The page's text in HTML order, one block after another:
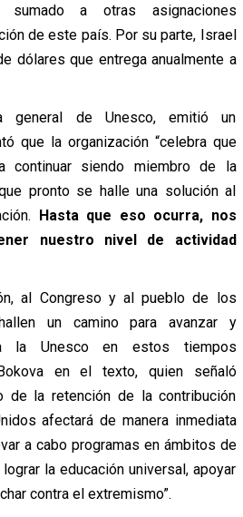
a otras asignaciones
de este país. Por su parte, Israel
dólares que entrega anualmente a
general de Unesco, emitió un
que la organización “celebra que
continuar siendo miembro de la
pronto se halle una solución al
Hasta que eso ocurra, nos
nuestro nivel de actividad
al Congreso y al pueblo de los
un camino para avanzar y
la Unesco en estos tiempos
en el texto, quien señaló
de la retención de la contribución
afectará de manera inmediata
a cabo programas en ámbitos de
la educación universal, apoyar
contra el extremismo”.